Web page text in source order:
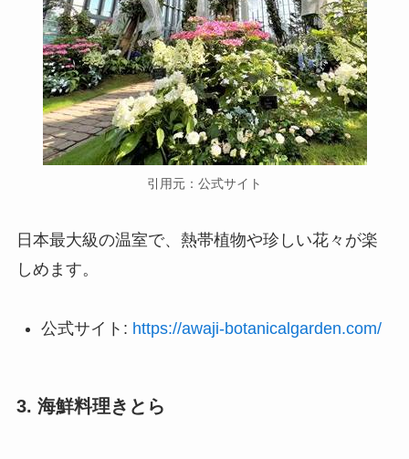
引用元：公式サイト
日本最大級の温室で、熱帯植物や珍しい花々が楽
しめます。
公式サイト: https://awaji-botanicalgarden.com/
3. 海鮮料理きとら